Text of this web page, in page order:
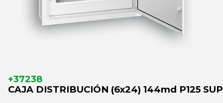
+37238
CAJA DISTRIBUCIÓN (6x24) 144md P125 SUP